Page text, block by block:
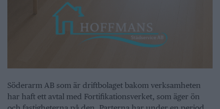
Söderarm AB som är driftbolaget bakom verksamheten
har haft ett avtal med Fortifikationsverket, som äger ön